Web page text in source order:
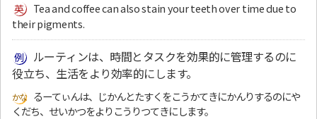
Tea and coffee can also stain your teeth over time due to
their pigments.
ルーティンは、時間とタスクを効果的に管理するのに
役立ち、生活をより効率的にします。
るーてぃんは、じかんとたすくをこうかてきにかんりするのにや
くだち、せいかつをよりこうりつてきにします。